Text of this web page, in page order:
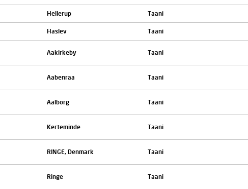
Hellerup Taani
Haslev Taani
Aakirkeby Taani
Aabenraa Taani
Aalborg Taani
Kerteminde Taani
RINGE, Denmark Taani
Ringe Taani